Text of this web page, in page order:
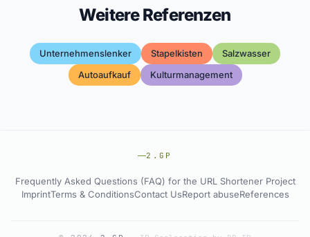
Weitere Referenzen
Unternehmenslenker Stapelkisten
Salzwasser
Autoaufkauf
Kulturmanagement
2.GP
Frequently Asked Questions (FAQ) for the URL Shortener Project
ImprintTerms & ConditionsContact UsReport abuseReferences